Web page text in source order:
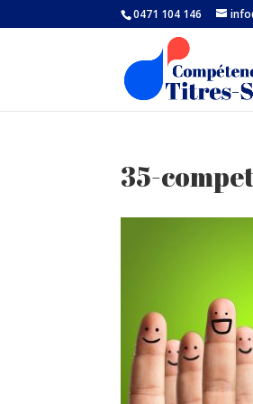
0471 104 146
35-